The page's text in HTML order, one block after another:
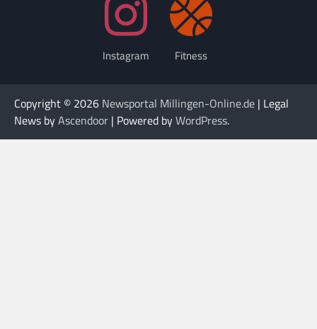
Instagram Fitness
Copyright © 2026 Newsportal Millingen-Online.de | Legal
News byAscendoor | Powered byWordPress.